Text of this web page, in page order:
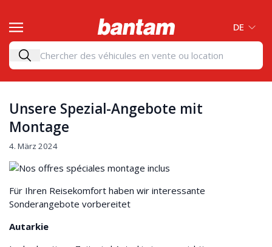
DE
Unsere Spezial-Angebote mit
Montage
4. März 2024
Für Ihren Reisekomfort haben wir interessante
Sonderangebote vorbereitet
Autarkie